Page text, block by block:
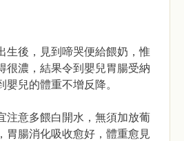
生後，見到啼哭便給餵奶，惟
很濃，結果令到嬰兒胃腸受納
兒的體重不增反降。
注意多餵白開水，無須加放葡
胃腸消化吸收愈好，體重愈見